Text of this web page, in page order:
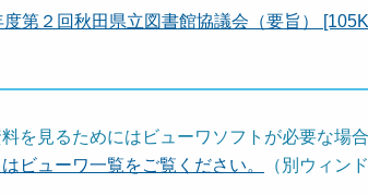
第２回秋田県立図書館協議会（要旨）
を見るためにはビューワソフトが必要な場合
ビューワ一覧をご覧ください。
（別ウィン